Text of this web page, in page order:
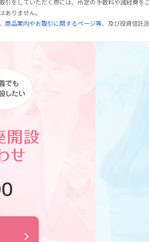
りません。
商品案内やお取引に関するページ等、及び投資信託